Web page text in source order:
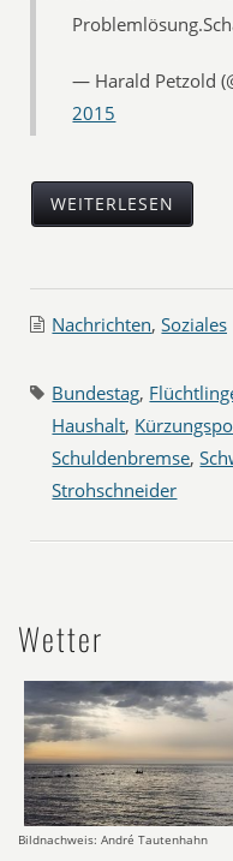
— Harald Petzold
2015
WEITERLESEN
Nachrichten,Soziales
Bundestag,
Haushalt,
Schuldenbremse,
Strohschneider
Wetter
Bildnachweis: André Tautenhahn